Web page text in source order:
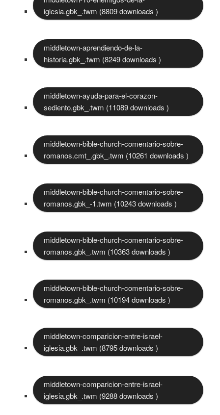
iglesia.gbk_.twm (8809 downloads )
middletown-aprendiendo-de-la-
historia.gbk_.twm (8249 downloads )
middletown-ayuda-para-el-corazon-
sediento.gbk_.twm (11089 downloads )
middletown-bible-church-comentario-sobre-
romanos.cmt_.gbk_.twm (10261 downloads )
middletown-bible-church-comentario-sobre-
romanos.gbk_-1.twm (10243 downloads )
middletown-bible-church-comentario-sobre-
romanos.gbk_.twm (10363 downloads )
middletown-bible-church-comentario-sobre-
romanos.gbk_.twm (10194 downloads )
middletown-comparicion-entre-israel-
iglesia.gbk_.twm (8795 downloads )
middletown-comparicion-entre-israel-
iglesia.gbk_.twm (9288 downloads )